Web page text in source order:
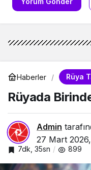
Haberler Rüya
Rüyada
Admin
27 Mart
7dk, 35sn 899